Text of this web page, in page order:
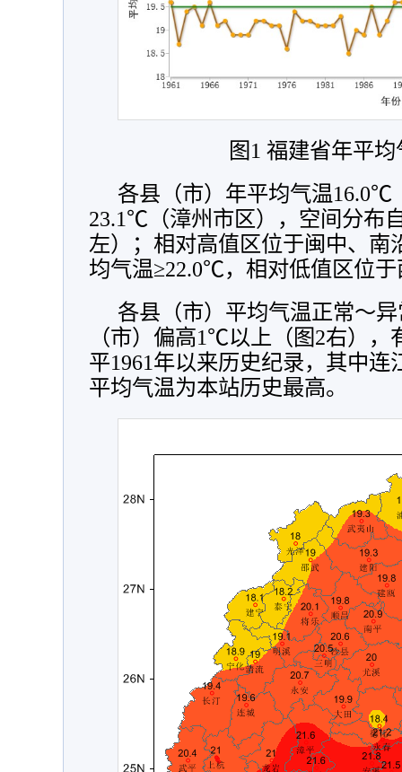
图1 福建省年平
各县（市）年平均气温16.0℃
23.1℃（漳州市区），空间分布
左）；相对高值区位于闽中、南
均气温≥22.0℃，相对低值区位
各县（市）平均气温正常～
（市）偏高1℃以上（图2右），
平1961年以来历史纪录，其中
平均气温为本站历史最高。